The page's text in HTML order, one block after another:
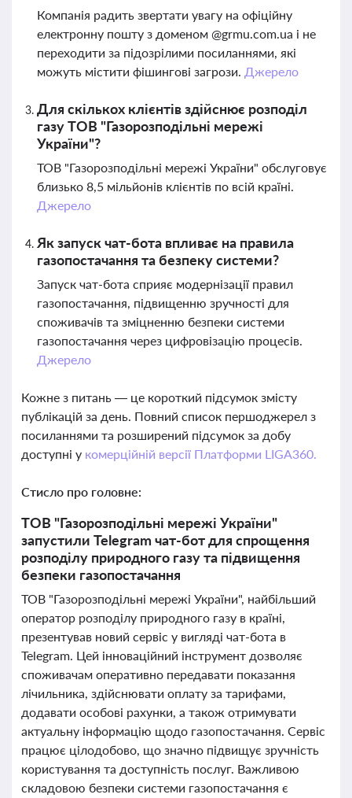
Компанія радить звертати увагу на офіційну
електронну пошту з доменом @grmu.com.ua і не
переходити за підозрілими посиланнями, які
можуть містити фішингові загрози. Джерело
Для скількох клієнтів здійснює розподіл
газу ТОВ "Газорозподільні мережі
України"?
ТОВ "Газорозподільні мережі України" обслуговує
близько 8,5 мільйонів клієнтів по всій країні.
Джерело
Як запуск чат-бота впливає на правила
газопостачання та безпеку системи?
Запуск чат-бота сприяє модернізації правил
газопостачання, підвищенню зручності для
споживачів та зміцненню безпеки системи
газопостачання через цифровізацію процесів.
Джерело
Кожне з питань — це короткий підсумок змісту
публікацій за день. Повний список першоджерел з
посиланнями та розширений підсумок за добу
доступні у комерційній версії Платформи LIGA360.
Стисло про головне:
ТОВ "Газорозподільні мережі України"
запустили Telegram чат-бот для спрощення
розподілу природного газу та підвищення
безпеки газопостачання
ТОВ "Газорозподільні мережі України", найбільший
оператор розподілу природного газу в країні,
презентував новий сервіс у вигляді чат-бота в
Telegram. Цей інноваційний інструмент дозволяє
споживачам оперативно передавати показання
лічильника, здійснювати оплату за тарифами,
додавати особові рахунки, а також отримувати
актуальну інформацію щодо газопостачання. Сервіс
працює цілодобово, що значно підвищує зручність
користування та доступність послуг. Важливою
складовою безпеки системи газопостачання є